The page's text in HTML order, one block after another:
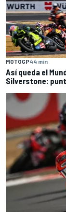
MOTOGP44 min
Así queda el
Silverstone: